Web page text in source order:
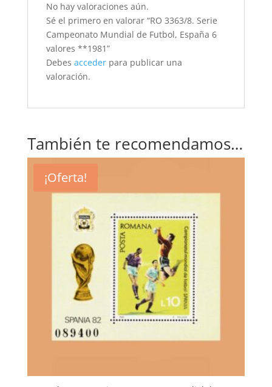
No hay valoraciones aún.
Sé el primero en valorar “RO 3363/8. Serie
Campeonato Mundial de Futbol, España 6
valores **1981”
Debes accederpara publicar una
valoración.
También te recomendamos…
¡Oferta!